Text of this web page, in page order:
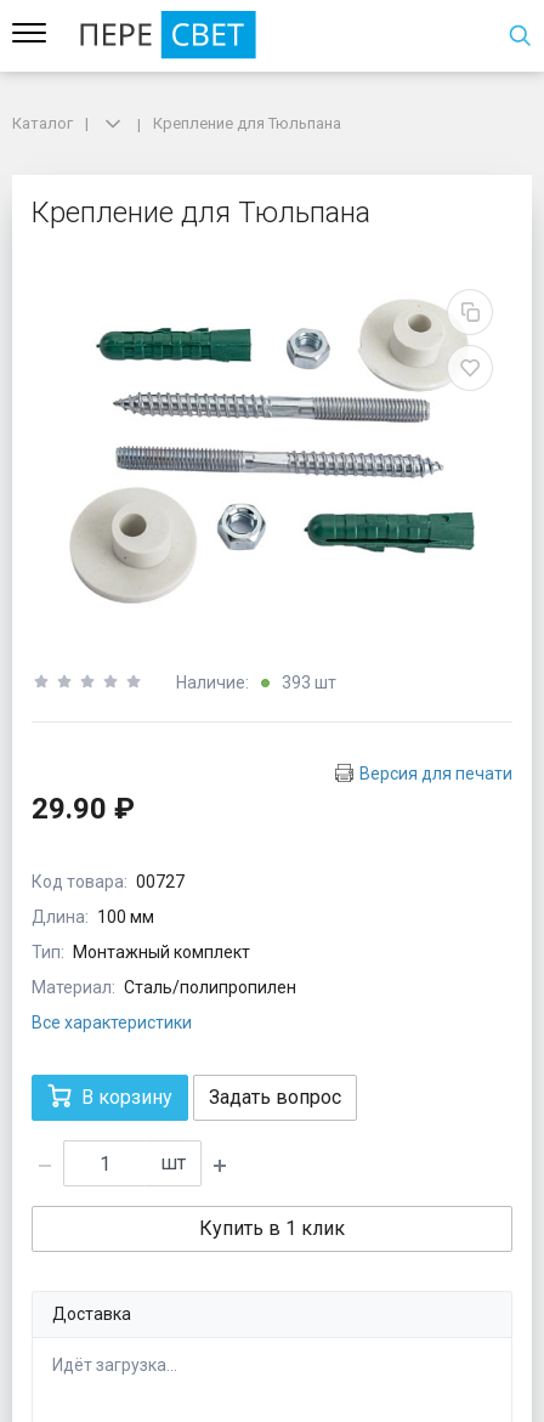
Крепление для Тюльпана
Каталог Крепление для Тюльпана
Крепление для Тюльпана
Наличие: 393 шт
Версия для печати
29.90 ₽
Код товара: 00727
Длина: 100 мм
Тип:
Монтажный комплект
Материал: Сталь/полипропилен
Все характеристики
В корзину Задать вопрос
шт
Купить в 1 клик
Доставка
Идёт загрузка...